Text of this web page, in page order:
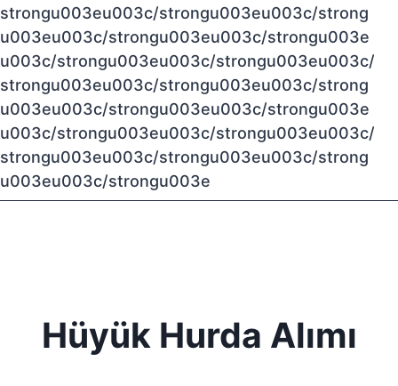
strongu003eu003c/strongu003eu003c/strong
u003eu003c/strongu003eu003c/strongu003e
u003c/strongu003eu003c/strongu003eu003c/
strongu003eu003c/strongu003eu003c/strong
u003eu003c/strongu003eu003c/strongu003e
u003c/strongu003eu003c/strongu003eu003c/
strongu003eu003c/strongu003eu003c/strong
u003eu003c/strongu003e
Hüyük Hurda Alımı